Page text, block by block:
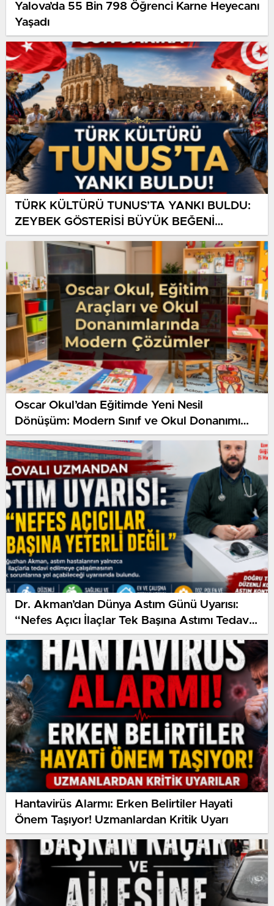
Yalova’da 55 Bin 798 Öğrenci Karne Heyecanı
Yaşadı
TÜRK KÜLTÜRÜ TUNUS’TA YANKI BULDU:
ZEYBEK GÖSTERİSİ BÜYÜK BEĞENİ
TOPLADI
Oscar Okul’dan Eğitimde Yeni Nesil
Dönüşüm: Modern Sınıf ve Okul Donanımı
Çözümleri Dikkat Çekiyor
Dr. Akman’dan Dünya Astım Günü Uyarısı:
“Nefes Açıcı İlaçlar Tek Başına Astımı Tedavi
Etmez”
Hantavirüs Alarmı: Erken Belirtiler Hayati
Önem Taşıyor! Uzmanlardan Kritik Uyarı